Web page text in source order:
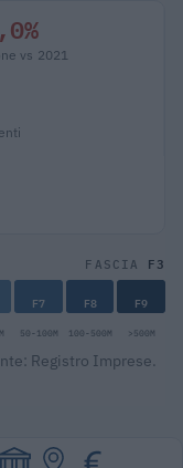
vs 2021
FASCIA F3
F7 F8 F9
50-100M 100-500M >500M
Registro Imprese.